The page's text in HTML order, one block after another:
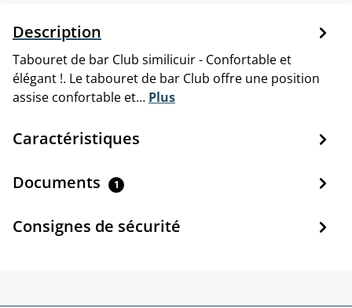
Description
Tabouret de bar Club similicuir - Confortable et
élégant !. Le tabouret de bar Club offre une position
assise confortable et… Plus
Caractéristiques
Documents 1
Consignes de sécurité